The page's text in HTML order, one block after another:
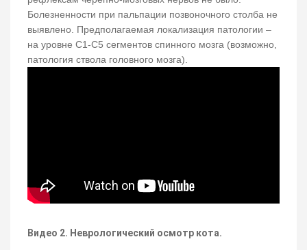
Болезненности при пальпации позвоночного столба не
выявлено. Предполагаемая локализация патологии –
на уровне С1-С5 сегментов спинного мозга (возможно,
патология ствола головного мозга).
Видео 2. Неврологический осмотр кота.